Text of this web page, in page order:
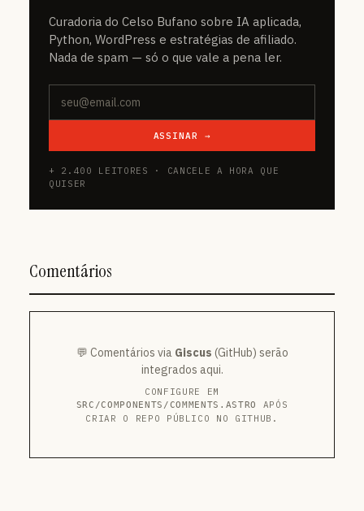
Curadoria do Celso Bufano sobre IA aplicada,
Python, WordPress e estratégias de afiliado.
Nada de spam — só o que vale a pena ler.
ASSINAR →
+ 2.400 LEITORES · CANCELE A HORA QUE
QUISER
Comentários
💬 Comentários via Giscus (GitHub) serão
integrados aqui.
CONFIGURE EM
SRC/COMPONENTS/COMMENTS.ASTRO
APÓS
CRIAR O REPO PÚBLICO NO GITHUB.